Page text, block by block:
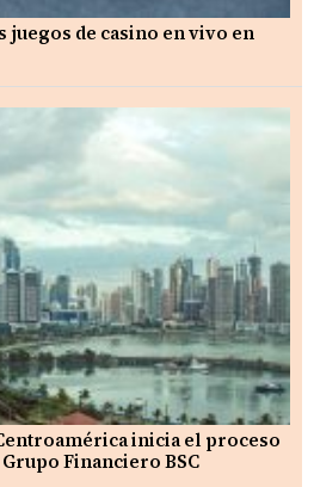
juegos de casino en vivo en
inicia el proceso
Financiero BSC